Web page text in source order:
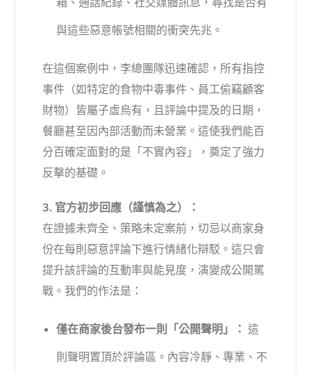
與這些惡意帳號相關的衝突先兆。
在這個案例中，李總團隊迅速確認，所有指控
事件（如特定的食物中毒事件、員工偷竊顧客
財物）皆屬子虛烏有，且評論中提及的日期，
餐廳甚至因內部活動而未營業。這使我們能百
分百確定面對的是「不實內容」，奠定了強力
反擊的基礎。
3. 官方初步回應（謹慎為之）：
在證據未齊全、策略未定案前，切忌以商家身
份在每則惡意評論下進行情緒化辯駁。這只會
提升該評論的互動率與能見度，演變成公開罵
戰。我們的作法是：
僅在商家後台發布一則「公開聲明」： 這
則聲明置頂於評論區。內容冷靜、專業、不